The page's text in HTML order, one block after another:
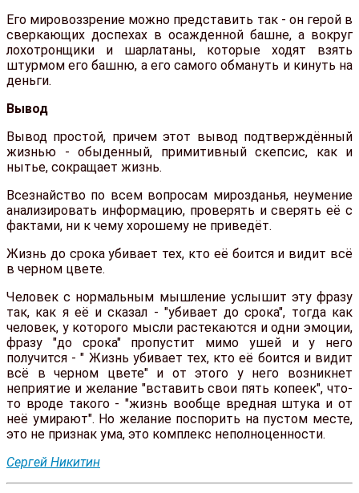
Его мировоззрение можно представить так - он герой в
сверкающих доспехах в осажденной башне, а вокруг
лохотронщики и шарлатаны, которые ходят взять
штурмом его башню, а его самого обмануть и кинуть на
деньги.
Вывод
Вывод простой, причем этот вывод подтверждённый
жизнью - обыденный, примитивный скепсис, как и
нытье, сокращает жизнь.
Всезнайство по всем вопросам мирозданья, неумение
анализировать информацию, проверять и сверять её с
фактами, ни к чему хорошему не приведёт.
Жизнь до срока убивает тех, кто её боится и видит всё
в черном цвете.
Человек с нормальным мышление услышит эту фразу
так, как я её и сказал - "убивает до срока", тогда как
человек, у которого мысли растекаются и одни эмоции,
фразу "до срока" пропустит мимо ушей и у него
получится - " Жизнь убивает тех, кто её боится и видит
всё в черном цвете" и от этого у него возникнет
неприятие и желание "вставить свои пять копеек", что-
то вроде такого - "жизнь вообще вредная штука и от
неё умирают". Но желание поспорить на пустом месте,
это не признак ума, это комплекс неполноценности.
Сергей Никитин